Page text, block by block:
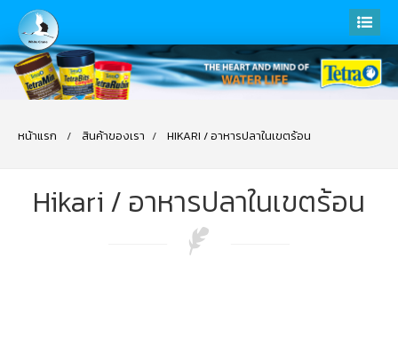
หน้าแรก สินค้าของเรา HIKARI / อาหารปลาในเขตร้อน
Hikari / อาหารปลาในเขตร้อน